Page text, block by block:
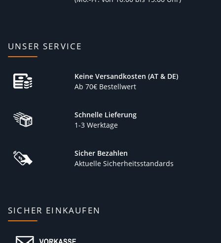
UNSER SERVICE
Keine Versandkosten (AT & DE)
Ab 70€ Bestellwert
Schnelle Lieferung
1-3 Werktage
Sicher Bezahlen
Aktuelle Sicherheitsstandards
SICHER EINKAUFEN